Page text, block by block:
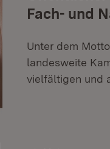
Fach- und
Unter dem
landesweite
vielfältigen und